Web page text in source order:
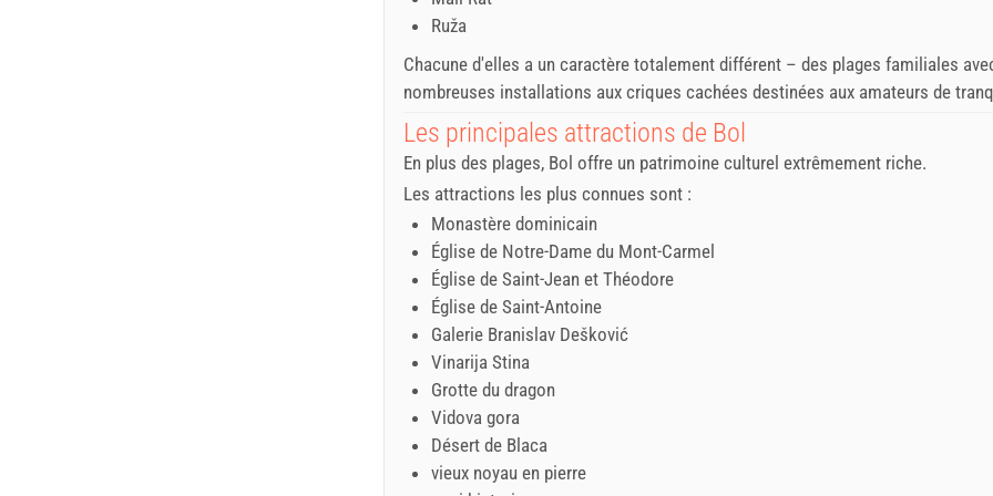
Ruža
Chacune d'elles a un caractère totalement différent – des plages familiales
nombreuses installations aux criques cachées destinées aux amateurs de
Les principales attractions de Bol
En plus des plages, Bol offre un patrimoine culturel extrêmement riche.
Les attractions les plus connues sont :
Monastère dominicain
Église de Notre-Dame du Mont-Carmel
Église de Saint-Jean et Théodore
Église de Saint-Antoine
Galerie Branislav Dešković
Vinarija Stina
Grotte du dragon
Vidova gora
Désert de Blaca
vieux noyau en pierre